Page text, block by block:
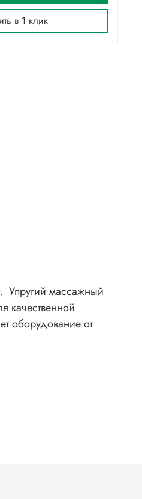
в 1 клик
Упругий массажный
качественной
оборудование от